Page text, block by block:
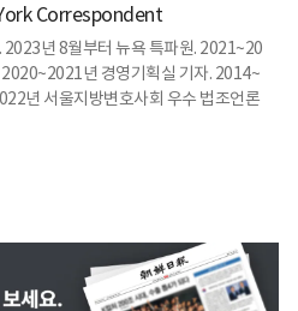
Correspondent
년 8월부터 뉴욕 특파원. 2021~20
년 경영기획실 기자. 2014~
년 서울지방변호사회 우수 법조언론